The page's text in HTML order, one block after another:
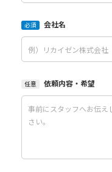
必須 会社名
任意 依頼内容・希望